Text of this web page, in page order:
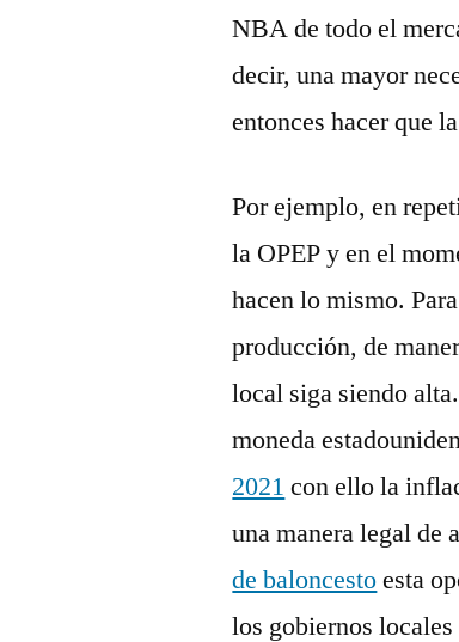
NBA de todo el
decir, una mayor
entonces hacer que
Por ejemplo, en
la OPEP y en el
hacen lo mismo.
producción, de
local siga siendo
moneda
2021 con ello la
una manera legal de
de baloncestoesta
los gobiernos